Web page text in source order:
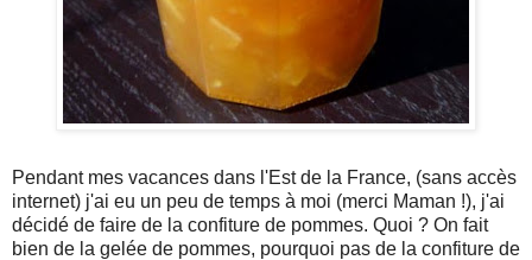
Pendant mes vacances dans l'Est de la France, (sans accès
internet) j'ai eu un peu de temps à moi (merci Maman !), j'ai
décidé de faire de la confiture de pommes. Quoi ? On fait
bien de la gelée de pommes, pourquoi pas de la confiture de